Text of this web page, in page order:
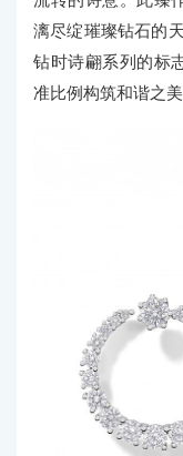
漓尽绽璀璨钻石的
钻时诗翩系列的标
准比例构筑和谐之美